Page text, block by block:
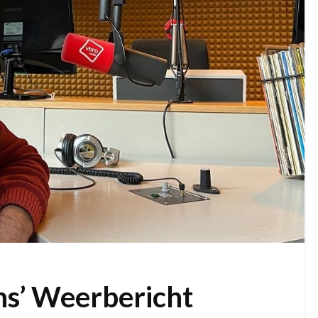
Weerbericht